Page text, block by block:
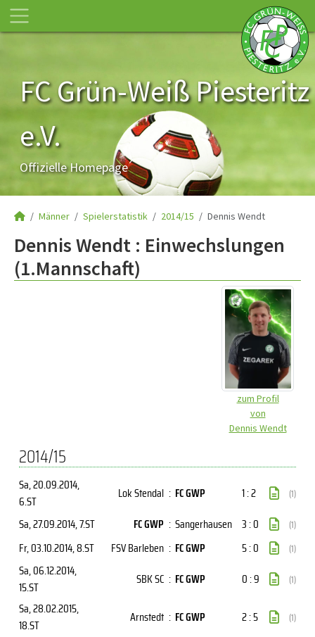
FC Grün-Weiß Piesteritz
e.V.
Offizielle Homepage
Männer Spielerstatistik 2014/15 Dennis Wendt
Dennis Wendt : Einwechslungen
(1.Mannschaft)
zum Profil
von
Dennis Wendt
2014/15
Sa, 20.09.2014,
6.ST
Lok Stendal : FC GWP 1 : 2 (1)
Sa, 27.09.2014, 7.ST FC GWP : Sangerhausen 3 : 0 (1)
Fr, 03.10.2014, 8.ST FSV Barleben : FC GWP 5 : 0 (1)
Sa, 06.12.2014,
15.ST
SBK SC : FC GWP 0 : 9 (1)
Sa, 28.02.2015,
18.ST
Arnstedt : FC GWP 2 : 5 (1)